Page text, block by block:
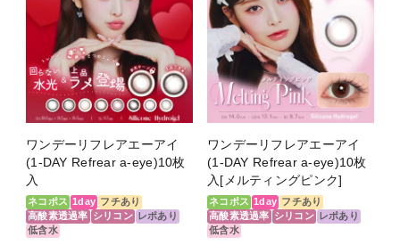
ア エーアイ )
販売名 ワンデーリフレア シリコーン
タイプ 1日使い捨て
枚数 1箱10枚入り
度数
±0.00
-0.75D～-6.00D（0.25step）
-6.50D～-8.00D（0.50step）
BC（ベースカ
ワンデーリフレアエーアイ
(1-DAY Refrear a-eye)10枚
入
ネコポス 1day フチあり
高酸素透過率 シリコン レポあり
低含水
ワンデーリフレアエーアイ
(1-DAY Refrear a-eye)10枚
入[メルティングピンク]
ネコポス 1day フチあり
高酸素透過率 シリコン レポあり
低含水